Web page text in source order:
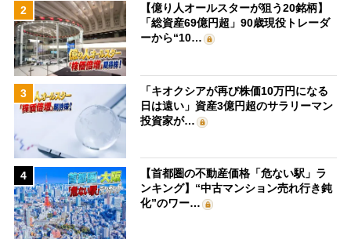
2
【億り人オールスターが狙う20銘柄】
「総資産69億円超」90歳現役トレーダ
ーから“10…
3
「キオクシアが再び株価10万円になる
日は遠い」資産3億円超のサラリーマン
投資家が…
4
【首都圏の不動産価格「危ない駅」ラ
ンキング】“中古マンション売れ行き鈍
化”のワー…